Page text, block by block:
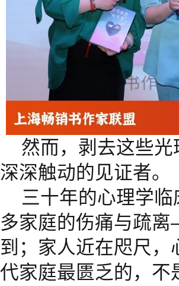
然而，剥去这些
深深触动的见证者。
三十年的心理学
多家庭的伤痛与疏
到；家人近在咫尺
代家庭最匮乏的，不